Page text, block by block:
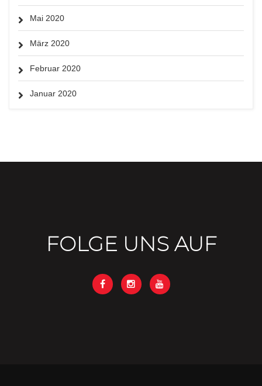
Mai 2020
März 2020
Februar 2020
Januar 2020
FOLGE UNS AUF